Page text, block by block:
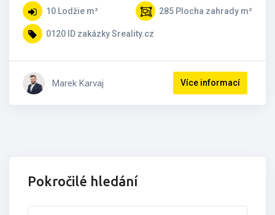
10 Lodžie m² 285 Plocha zahrady m²
0120 ID zakázky Sreality.cz
Marek Karvaj Více informací
Pokročilé hledání